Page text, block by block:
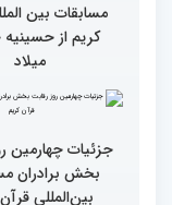
گزارش
مهمانان در
نمایشگاهی
مسابقات بین
کریم(بخش